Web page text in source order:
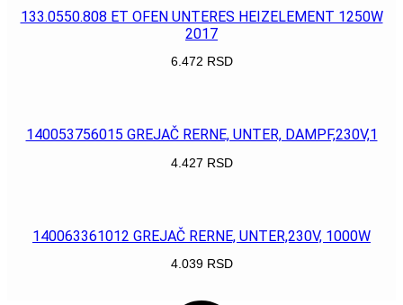
133.0550.808 ET OFEN UNTERES HEIZELEMENT 1250W
2017
6.472 RSD
140053756015 GREJAČ RERNE, UNTER, DAMPF,230V,1
4.427 RSD
140063361012 GREJAČ RERNE, UNTER,230V, 1000W
4.039 RSD